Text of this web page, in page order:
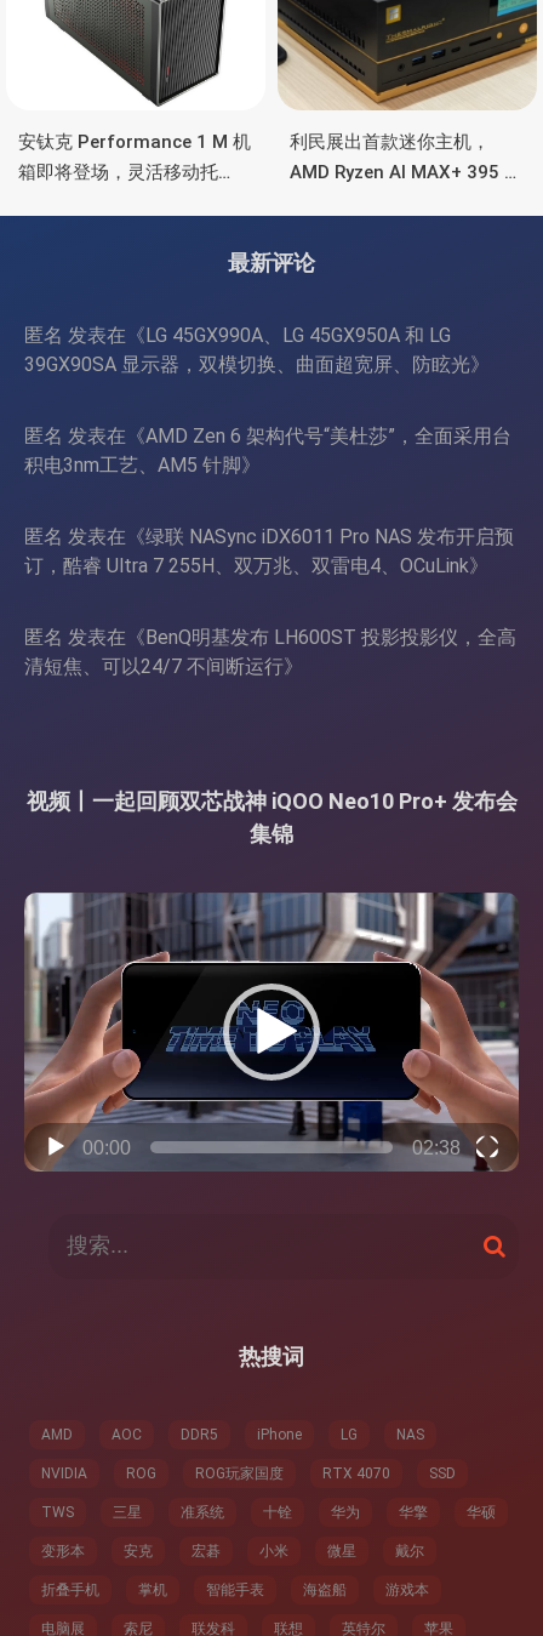
安钛克 Performance 1 M 机
箱即将登场，灵活移动托
利民展出首款迷你主机，
AMD Ryzen AI MAX+ 395 处
最新评论
匿名 发表在《 LG 45GX990A、LG 45GX950A 和 LG
39GX90SA 显示器，双模切换、曲面超宽屏、防眩光》
匿名 发表在《AMD Zen 6 架构代号“美杜莎”，全面采用台
积电3nm工艺、AM5 针脚》
匿名 发表在《绿联 NASync iDX6011 Pro NAS 发布开启预
订，酷睿 Ultra 7 255H、双万兆、双雷电4、OCuLink》
匿名 发表在《 BenQ明基发布 LH600ST 投影投影仪，全高
清短焦、可以24/7 不间断运行》
视频丨一起回顾双芯战神 iQOO Neo10 Pro+ 发布会
集锦
视
频
播
放
器
00:00 02:38
搜
索
热搜词
AMD AOC DDR5 iPhone LG NAS
NVIDIA ROG ROG玩家国度 RTX 4070 SSD
TWS 三星 准系统 十铨 华为 华擎 华硕
变形本 安克 宏碁 小米 微星 戴尔
折叠手机 掌机 智能手表 海盗船 游戏本
电脑展 索尼 联发科 联想 英特尔 苹果